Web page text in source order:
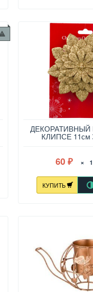
ДЕКОРАТИВНЫЙ
КЛИПСЕ
60₽ ×
КУПИТЬ